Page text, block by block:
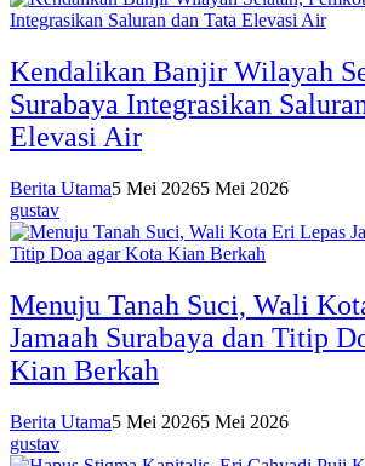
Kendalikan Banjir Wilayah
Surabaya Integrasikan
Elevasi Air
Berita Utama5 Mei 20265 Mei 2026
gustav
Menuju Tanah Suci, Wali
Jamaah Surabaya dan Titip
Kian Berkah
Berita Utama5 Mei 20265 Mei 2026
gustav